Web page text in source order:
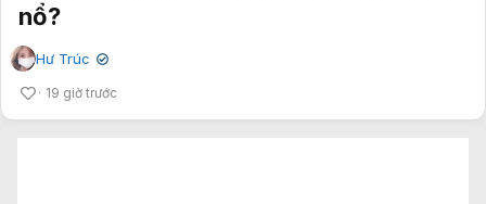
nổ?
Hư Trúc ✔
19 giờ trước